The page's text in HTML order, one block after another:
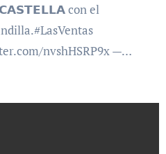
nvshHSRP9x —…